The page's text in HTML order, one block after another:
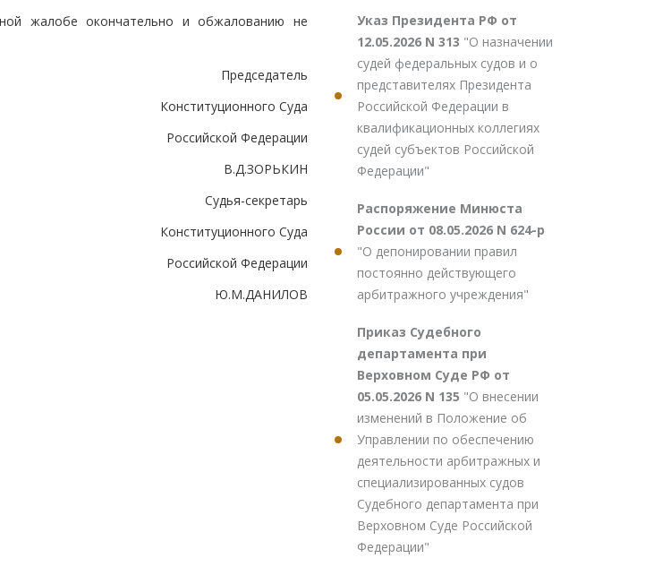
жалобе окончательно и обжалованию не
Председатель
Конституционного Суда
Российской Федерации
В.Д.ЗОРЬКИН
Судья-секретарь
Конституционного Суда
Российской Федерации
Ю.М.ДАНИЛОВ
Указ Президента РФ от
12.05.2026 N 313 "О назначении
судей федеральных судов и о
представителях Президента
Российской Федерации в
квалификационных коллегиях
судей субъектов Российской
Федерации"
Распоряжение Минюста
России от 08.05.2026 N 624-р
"О депонировании правил
постоянно действующего
арбитражного учреждения"
Приказ Судебного
департамента при
Верховном Суде РФ от
05.05.2026 N 135 "О внесении
изменений в Положение об
Управлении по обеспечению
деятельности арбитражных и
специализированных судов
Судебного департамента при
Верховном Суде Российской
Федерации"